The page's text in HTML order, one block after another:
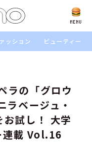
MENU
SEARCH
ッション ビューティー
ラの「グロウ
ラベージュ・
試し！ 大学
連載 Vol.16